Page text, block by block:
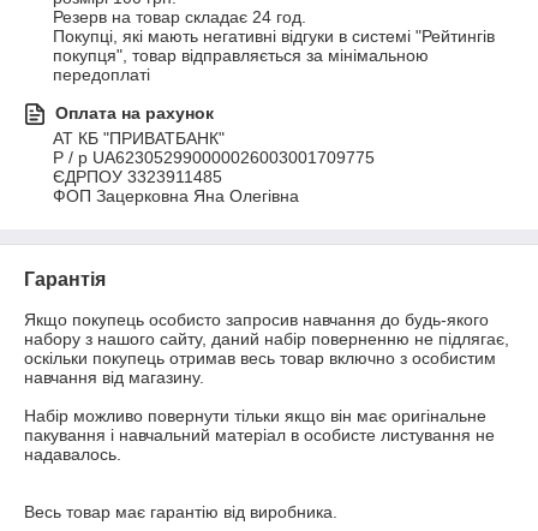
Резерв на товар складає 24 год.
Покупці, які мають негативні відгуки в системі "Рейтингів
покупця", товар відправляється за мінімальною
передоплаті
Оплата на рахунок
АТ КБ "ПРИВАТБАНК"
P / р UA623052990000026003001709775
ЄДРПОУ 3323911485
ФОП Зацерковна Яна Олегівна
Гарантія
Якщо покупець особисто запросив навчання до будь-якого
набору з нашого сайту, даний набір поверненню не підлягає,
оскільки покупець отримав весь товар включно з особистим
навчання від магазину.
Набір можливо повернути тільки якщо він має оригінальне
пакування і навчальний матеріал в особисте листування не
надавалось.
Весь товар має гарантію від виробника.